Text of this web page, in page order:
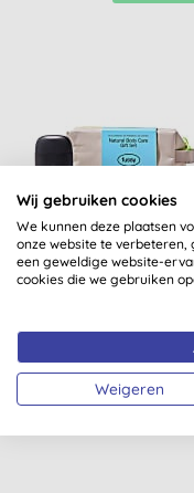
Fussy Natural Body
€ 36,99 KOPEN
Wij gebruiken cookies
We kunnen deze plaatsen
onze website te verbeteren,
een geweldige website-
cookies die we gebruiken
Weigeren